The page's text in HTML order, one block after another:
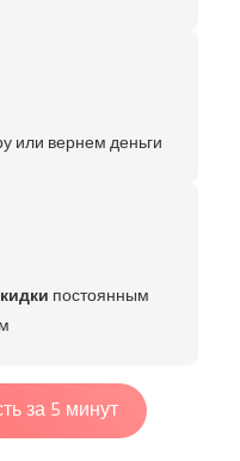
или вернем деньги
постоянным
за 5 минут